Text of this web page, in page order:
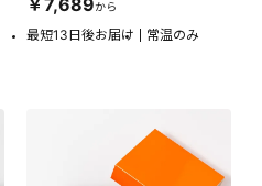
￥7,689から
最短13日後お届け 常温のみ